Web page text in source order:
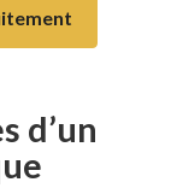
d’un